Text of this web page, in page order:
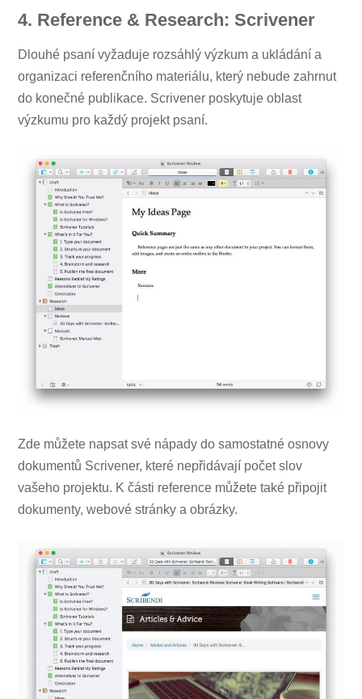
4. Reference & Research: Scrivener
Dlouhé psaní vyžaduje rozsáhlý výzkum a ukládání a
organizaci referenčního materiálu, který nebude zahrnut
do konečné publikace. Scrivener poskytuje oblast
výzkumu pro každý projekt psaní.
Zde můžete napsat své nápady do samostatné osnovy
dokumentů Scrivener, které nepřidávají počet slov
vašeho projektu. K části reference můžete také připojit
dokumenty, webové stránky a obrázky.